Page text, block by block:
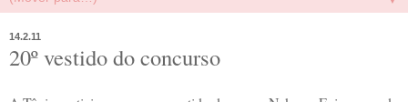
14.2.11
20º vestido do concurso